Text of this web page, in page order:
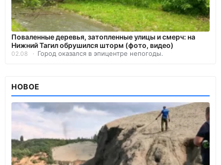
Поваленные деревья, затопленные улицы и смерч: на
Нижний Тагил обрушился шторм (фото, видео)
02.08 Город оказался в эпицентре непогоды.
НОВОЕ